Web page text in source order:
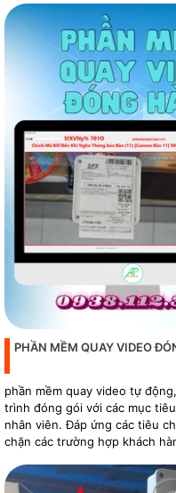
PHẦN MỀM QUAY VIDEO
phần mềm quay video tự
trình đóng gói với các mục
nhân viên. Đáp ứng các tiêu
chặn các trường hợp khách